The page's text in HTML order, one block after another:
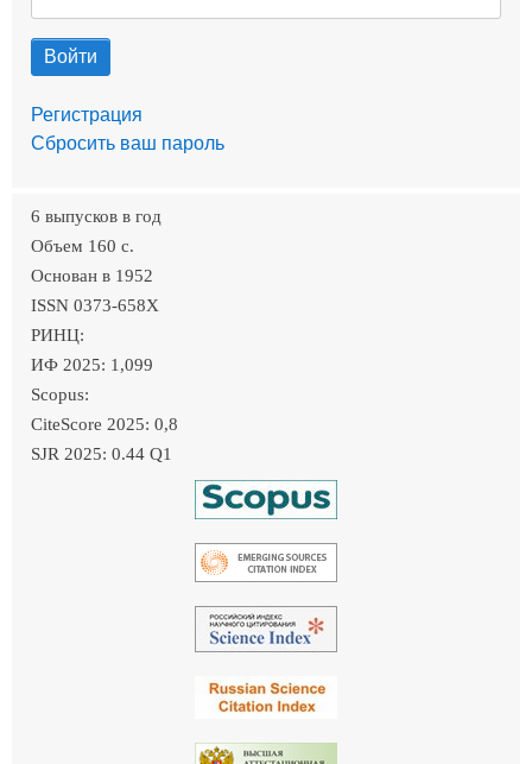
Регистрация
Сбросить ваш пароль
6 выпусков в год
Объем 160 c.
Основан в 1952
ISSN 0373-658X
РИНЦ:
ИФ 2025: 1,099
Scopus:
CiteScore 2025: 0,8
SJR 2025: 0.44 Q1